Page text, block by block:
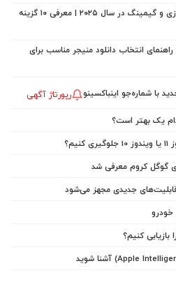
مناسب‌ترین کارت گرافیک برای بازی و گیمینگ در سال ۲۰۲۵ | معرفی ۱۰ گزینه
انتخاب دانلود منیجر مناسب برای
با شماره‌جو اینباکسینو رپورتاژ آگهی
جدیدی مجهز می‌شود
خودرو
کنیم؟